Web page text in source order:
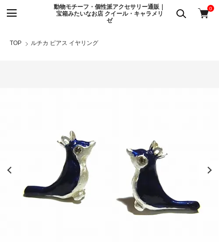
動物モチーフ・個性派アクセサリー通販｜
宝箱みたいなお店 クイール・キャラメリ
ゼ
0
TOP ルチカ ピアス イヤリング